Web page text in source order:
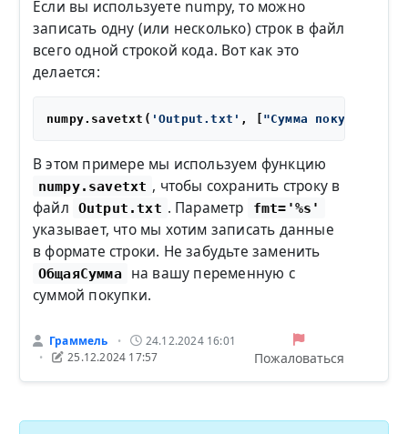
Если вы используете numpy, то можно
записать одну (или несколько) строк в файл
всего одной строкой кода. Вот как это
делается:
numpy.savetxt( 'Output.txt' , [ "Сумма покупки: %s"
В этом примере мы используем функцию
numpy.savetxt , чтобы сохранить строку в
файл
Output.txt . Параметр fmt='%s'
указывает, что мы хотим записать данные
в формате строки. Не забудьте заменить
ОбщаяСумма
на вашу переменную с
суммой покупки.
Граммель • 24.12.2024 16:01
• 25.12.2024 17:57 Пожаловаться